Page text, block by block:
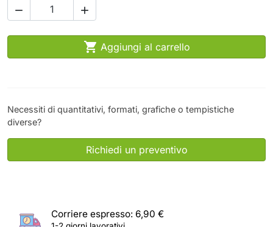
 
 Aggiungi al carrello
Necessiti di quantitativi, formati, grafiche o tempistiche
diverse?
Richiedi un preventivo
Corriere espresso: 6,90 €